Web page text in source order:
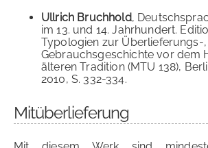
Ullrich Bruchhold,
im 13. und 14. Jahrhundert.
Typologien zur Überlieferungs-,
Gebrauchsgeschichte vor dem
älteren Tradition (MTU 138),
2010, S. 332-334.
Mitüberlieferung